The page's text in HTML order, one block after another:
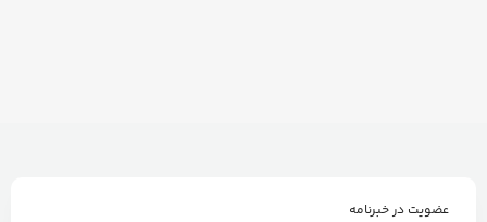
عضویت در خبرنامه